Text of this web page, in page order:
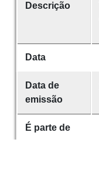
Descrição
Data
Data de
emissão
É parte de